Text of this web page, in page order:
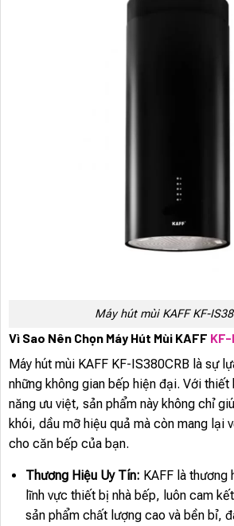
Máy hút mùi KAFF KF-
Vì Sao Nên Chọn Máy Hút Mùi KAFF KF-
Máy hút mùi KAFF KF-IS380CRB là sự
những không gian bếp hiện đại. Với thiết
năng ưu việt, sản phẩm này không chỉ
khói, dầu mỡ hiệu quả mà còn mang lại
cho căn bếp của bạn.
Thương Hiệu Uy Tín: KAFF là thương
lĩnh vực thiết bị nhà bếp, luôn cam
sản phẩm chất lượng cao và bền bỉ,